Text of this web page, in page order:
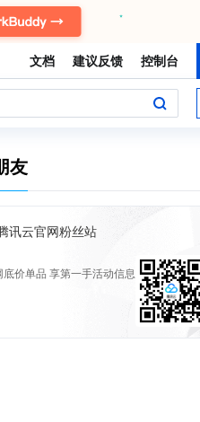
文档 建议反馈 控制台
友
讯云官网粉丝站
底价单品 享第一手活动信息